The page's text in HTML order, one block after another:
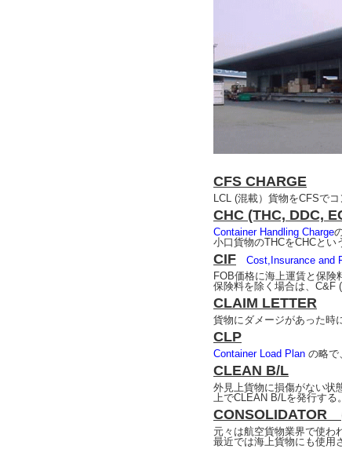
CFS CHARGE
LCL (混載）貨物をCFSで
CHC (THC, DDC,
Container Handling Charge
小口貨物のTHCをCHCとい
CIF
Cost,Insurance and
FOB価格に海上運賃と保険
保険料を除く場合は、C&F
CLAIM LETTER
貨物にダメージがあった時
CLP
Container Load Plan の略で
CLEAN B/L
外見上貨物に損傷がない状
上でCLEAN B/Lを発行する
CONSOLIDATOR
元々は航空貨物業界で使わ
最近では海上貨物にも使用